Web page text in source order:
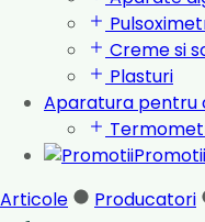
Creme si
Plasturi
Aparatura pentru
Promotii
Articole
Producatori